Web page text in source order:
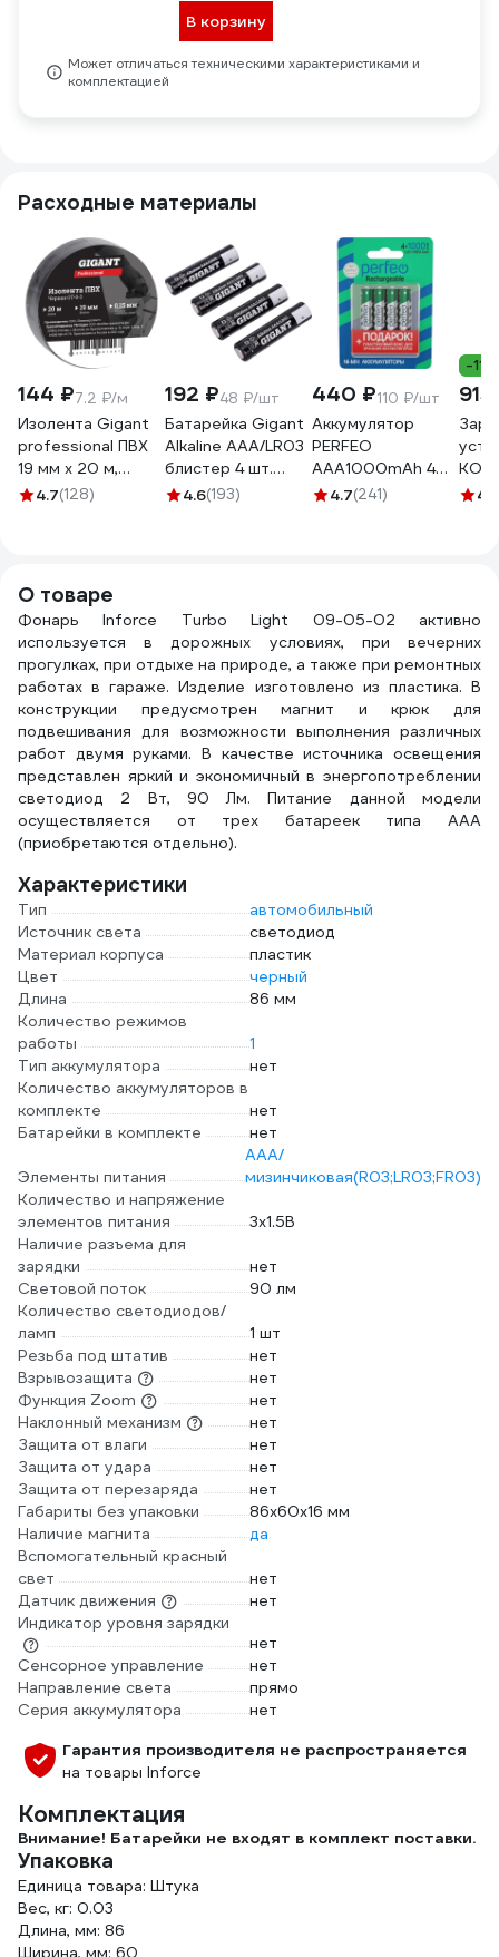
В корзину
Может отличаться техническими характеристиками и
комплектацией
Расходные материалы
144 ₽7.2 ₽/м
Изолента Gigant
professional ПВХ
19 мм х 20 м,
черная GT-0-3
4.7(128)
192 ₽48 ₽/шт
Батарейка Gigant
Alkaline ААА/LR03
блистер 4 шт.
GBA-3A-4
4.6(193)
440 ₽110 ₽/шт
Аккумулятор
PERFEO
AAA1000mAh 4
шт блистер бокс
4.7(241)
-11%
MH4.7
О товаре
Фонарь Inforce Turbo Light 09-05-02 активно
используется в дорожных условиях, при вечерних
прогулках, при отдыхе на природе, а также при ремонтных
работах в гараже. Изделие изготовлено из пластика. В
конструкции предусмотрен магнит и крюк для
подвешивания для возможности выполнения различных
работ двумя руками. В качестве источника освещения
представлен яркий и экономичный в энергопотреблении
светодиод 2 Вт, 90 Лм. Питание данной модели
осуществляется от трех батареек типа ААА
(приобретаются отдельно).
Характеристики
Тип
автомобильный
Источник света
светодиод
Материал корпуса
пластик
Цвет
черный
Длина
86 мм
Количество режимов
работы
1
Тип аккумулятора
нет
Количество аккумуляторов в
комплекте
нет
Батарейки в комплекте
нет
Элементы питания
AAA/
мизинчиковая(R03;LR03;FR03)
Количество и напряжение
элементов питания
3х1.5В
Наличие разъема для
зарядки
нет
Световой поток
90 лм
Количество светодиодов/
ламп
1 шт
Резьба под штатив
нет
Взрывозащита
нет
Функция Zoom
нет
Наклонный механизм
нет
Защита от влаги
нет
Защита от удара
нет
Защита от перезаряда
нет
Габариты без упаковки
86х60х16 мм
Наличие магнита
да
Вспомогательный красный
свет
нет
Датчик движения
нет
Индикатор уровня зарядки
нет
Сенсорное управление
нет
Направление света
прямо
Серия аккумулятора
нет
Гарантия производителя не распространяется
на товары Inforce
Комплектация
Внимание! Батарейки не входят в комплект поставки.
Упаковка
Единица товара: Штука
Вес, кг: 0.03
Длина, мм: 86